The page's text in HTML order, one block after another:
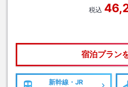
税込
宿泊プラン
新幹線・JR